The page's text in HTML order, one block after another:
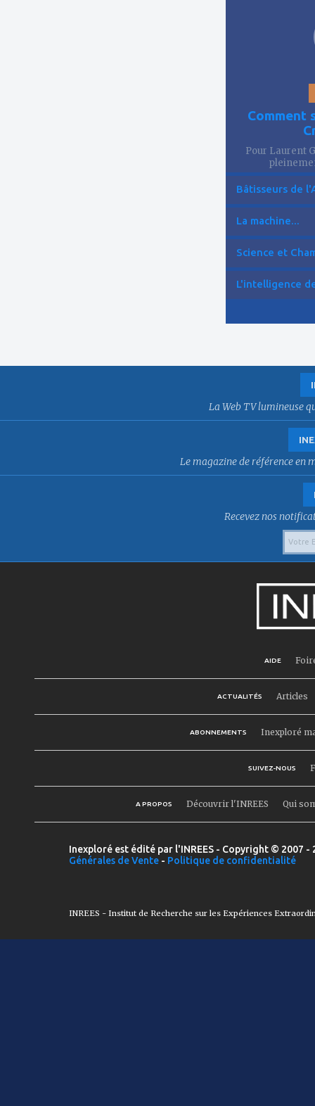
Comment
Pour Laurent
Bâtisseurs de
La machine...
Science et
L'intelligence
La Web TV lumineuse
Le magazine de référence en
Recevez nos
AIDE
ACTUALITÉS Articles
ABONNEMENTS Inexploré
SUIVEZ-NOUS
A PROPOS Découvrir l'INREES Qui
Inexploré est édité par l'INREES - Copyright © 2007
Générales de Vente - Politique de confidentialité
INREES - Institut de Recherche sur les Expériences